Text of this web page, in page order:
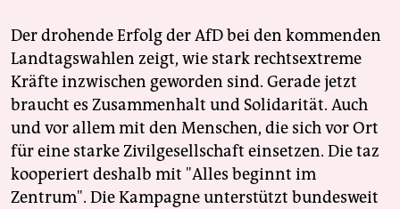
Der drohende Erfolg der AfD bei den kommenden
Landtagswahlen zeigt, wie stark rechtsextreme
Kräfte inzwischen geworden sind. Gerade jetzt
braucht es Zusammenhalt und Solidarität. Auch
und vor allem mit den Menschen, die sich vor Ort
für eine starke Zivilgesellschaft einsetzen. Die taz
kooperiert deshalb mit "Alles beginnt im
Zentrum". Die Kampagne unterstützt bundesweit